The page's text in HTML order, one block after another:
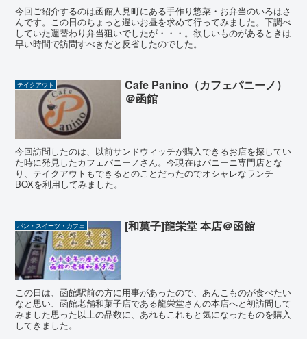
今回ご紹介するのは函館人見町にある手作り惣菜・お弁当のいろはさ
んです。この日のちょっと遅いお昼を求めて行ってみました。下調べ
していた週替わり弁当狙いでしたが・・・。欲しいものがあるときは
早い時間で訪問すべきだと反省したのでした。
テイクアウト
Cafe Panino（カフェパニーノ）
＠函館
今回訪問したのは、以前サンドウィッチが購入できるお店を探してい
た時に発見したカフェパニーノさん。今現在はパニーニ専門店とな
り、テイクアウトもできるとのことだったのでオシャレなランチ
BOXを利用してみました。
パン・スイーツ・カフェ [和菓子]龍栄堂 本店＠函館
この日は、函館駅前の方に用事があったので、あんこものが食べたい
なと思い、函館老舗和菓子店である龍栄堂さんの本店へと初訪問して
みました思った以上の品数に、あれもこれもと気になったものを購入
してきました。